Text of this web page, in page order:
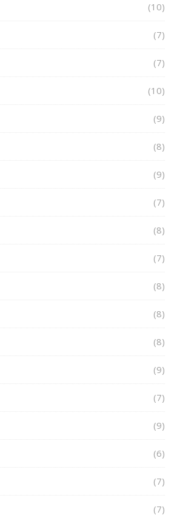
(10)
(7)
(7)
(10)
(9)
(8)
(9)
(7)
(8)
(7)
(8)
(8)
(8)
(9)
(7)
(9)
(6)
(7)
(7)